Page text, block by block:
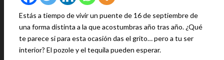
Estás a tiempo de vivir un puente de 16 de septiembre de
una forma distinta a la que acostumbras año tras año. ¿Qué
te parece si para esta ocasión das el grito… pero a tu ser
interior? El pozole y el tequila pueden esperar.